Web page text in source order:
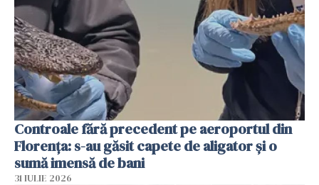
Controale fără precedent pe aeroportul din
Florența: s-au găsit capete de aligator și o
sumă imensă de bani
31 IULIE 2026